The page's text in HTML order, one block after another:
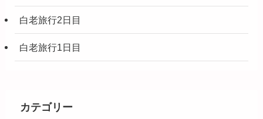
白老旅行2日目
白老旅行1日目
カテゴリー